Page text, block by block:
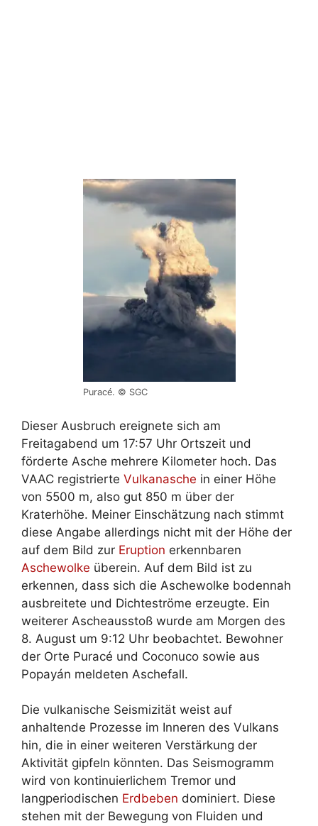
Puracé. © SGC
Dieser Ausbruch ereignete sich am
Freitagabend um 17:57 Uhr Ortszeit und
förderte Asche mehrere Kilometer hoch. Das
VAAC registrierte Vulkanasche in einer Höhe
von 5500 m, also gut 850 m über der
Kraterhöhe. Meiner Einschätzung nach stimmt
diese Angabe allerdings nicht mit der Höhe der
auf dem Bild zur Eruption erkennbaren
Aschewolke überein. Auf dem Bild ist zu
erkennen, dass sich die Aschewolke bodennah
ausbreitete und Dichteströme erzeugte. Ein
weiterer Ascheausstoß wurde am Morgen des
8. August um 9:12 Uhr beobachtet. Bewohner
der Orte Puracé und Coconuco sowie aus
Popayán meldeten Aschefall.
Die vulkanische Seismizität weist auf
anhaltende Prozesse im Inneren des Vulkans
hin, die in einer weiteren Verstärkung der
Aktivität gipfeln könnten. Das Seismogramm
wird von kontinuierlichem Tremor und
langperiodischen Erdbeben dominiert. Diese
stehen mit der Bewegung von Fluiden und